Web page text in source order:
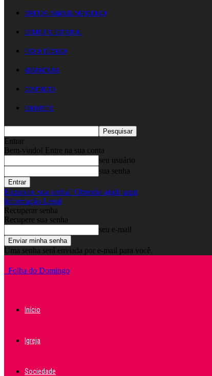
DIRETOR: SAMUEL MENDONÇA
ESTATUTO EDITORIAL
FICHA TÉCNICA
ASSINATURA
CONTACTO
EM DIRETO
Entrar
Bem-vindo! Entre na sua conta
seu usuário
sua senha
Esqueceu sua senha? Obtenha ajuda aqui
Informação Legal
Recuperar senha
Recupere sua senha
seu e-mail
Uma senha será enviada por e-mail para você.
Folha do Domingo
Início
Igreja
Sociedade